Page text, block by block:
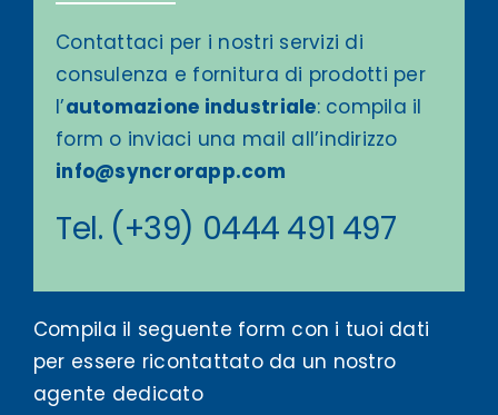
Contattaci per i nostri servizi di
consulenza e fornitura di prodotti per
l’automazione industriale: compila il
form o inviaci una mail all’indirizzo
info@syncrorapp.com
Tel. (+39) 0444 491 497
Compila il seguente form con i tuoi dati
per essere ricontattato da un nostro
agente dedicato